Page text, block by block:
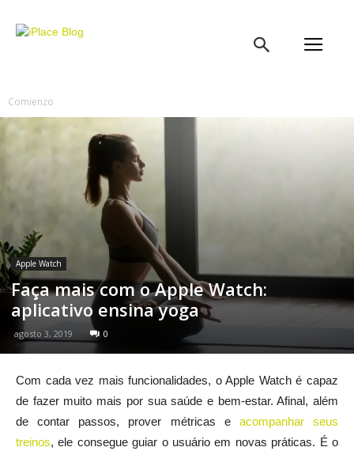
Comienzo
Apple Watch
Faça mais com o Apple Watch:
aplicativo ensina yoga
agosto 3, 2019 0
Com cada vez mais funcionalidades, o Apple Watch é capaz
de fazer muito mais por sua saúde e bem-estar. Afinal, além
de contar passos, prover métricas e acompanhar seus
treinos, ele consegue guiar o usuário em novas práticas. É o